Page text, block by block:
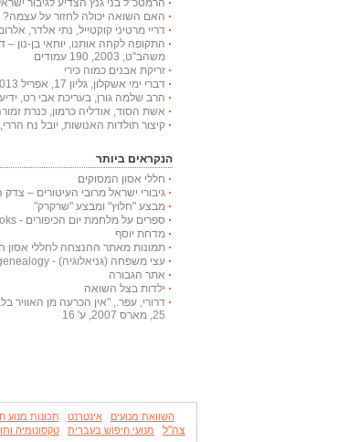
הרמטכ"ל בני גנץ הצדיע לגיבור ישראל
האם השואה יכולה לחזור על עצמה?
דריי מרטיני קוקטייל, נתי אלדר, אלרום, 2013, 192
התקופה לקחה אותנו, יוחאי בן-נון
משהב"ט, 2003, 190 עמודים
זריקת אבנים כמוה כירי
דברי ימי אשקלון, גליון 17, אפריל 2013
הרב שלמה גורן, בעריכת אבי רט, ידיעות ספרים,
אשת הסוד, אודליה כרמון, כנרת זמורה ביתן, 2013,
קיצור תולדות האנושות, יובל נח הררי, דביר, 2011,
הנקראים ביותר
חללי אסון המסוקים
גיבורי ישראל מרובי העיטורים – צדק
מבצע "חלוץ" ומבצע "שרקרק"
ספרים על מלחמת יום הכיפורים - Yom Kipur books
מדחת יוסף
תמונות מאתר ההנצחה לחללי אסון
עצי משפחה (גניאלוגיה) - Family trees - genealogy
אתר הגבורה
ילדות בצל השואה
דרורי, עפר., "אין הכרעה מן האוויר
25, מארס 2007, ע' 16
השוואת מנועים אינטרנט תכונות מנוע
צה"ל מנועי חיפוש בעברית טקסונומיה